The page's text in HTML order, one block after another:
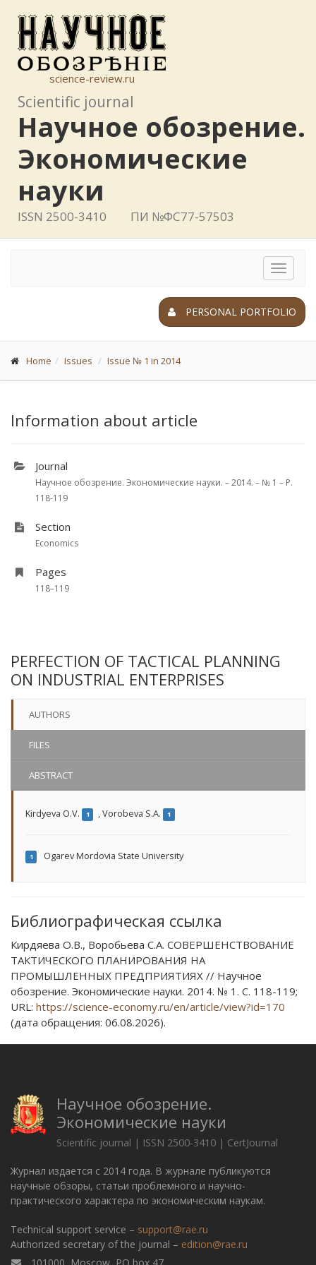
science-review.ru
Scientific journal
Научное обозрение.
Экономические
науки
ISSN 2500-3410 ПИ №ФС77-57503
Toggle
PERSONAL PORTFOLIO
Home Issues Issue № 1 in 2014
Information about article
Journal
Научное обозрение. Экономические науки. – 2014. – № 1 – P.
118-119
Section
Economics
Pages
118–119
PERFECTION OF TACTICAL PLANNING
ON INDUSTRIAL ENTERPRISES
AUTHORS
FILES
ABSTRACT
Kirdyeva O.V. 1 ,Vorobeva S.A. 1
1 Ogarev Mordovia State University
Библиографическая ссылка
Кирдяева О.В., Воробьева С.А. СОВЕРШЕНСТВОВАНИЕ
ТАКТИЧЕСКОГО ПЛАНИРОВАНИЯ НА
ПРОМЫШЛЕННЫХ ПРЕДПРИЯТИЯХ // Научное
обозрение. Экономические науки. 2014. № 1. С. 118-119;
URL: https://science-economy.ru/en/article/view?id=170
(дата обращения: 06.08.2026).
Научное обозрение.
Экономические науки
Scientific journal | ISSN 2500-3410 | CertJournal
Журнал издается с 2014 года. В журнале публикуются
научные обзоры, статьи проблемного и научно-
практического характера по экономическим наукам.
Technical support service – support@rae.ru
Authorized secretary of the journal – edition@rae.ru